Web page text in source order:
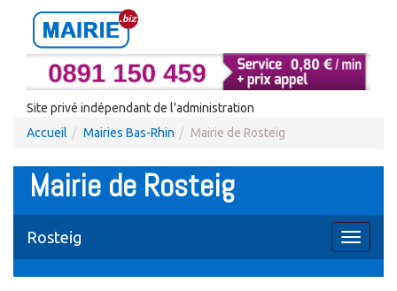
Site privé indépendant de l'administration
Accueil
Mairies Bas-Rhin Mairie de Rosteig
Mairie de Rosteig
Toggle
Rosteig